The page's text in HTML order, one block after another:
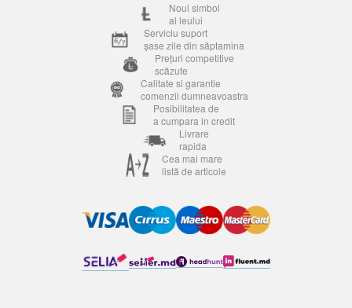
Noul simbol
al leului
Serviciu suport
șase zile din săptamina
Prețuri competitive
scăzute
Calitate si garantie
comenzii dumneavoastra
Posibilitatea de
a cumpara in credit
Livrare
rapida
Cea mai mare
listă de articole